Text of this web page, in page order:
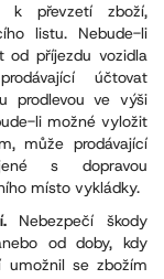
k převzetí zboží,
listu. Nebude-li
od příjezdu vozidla
účtovat
prodlevou ve výši
li možné vyložit
může prodávající
s dopravou
místo vykládky.
Nebezpečí škody
od doby, kdy
umožnil se zbožím